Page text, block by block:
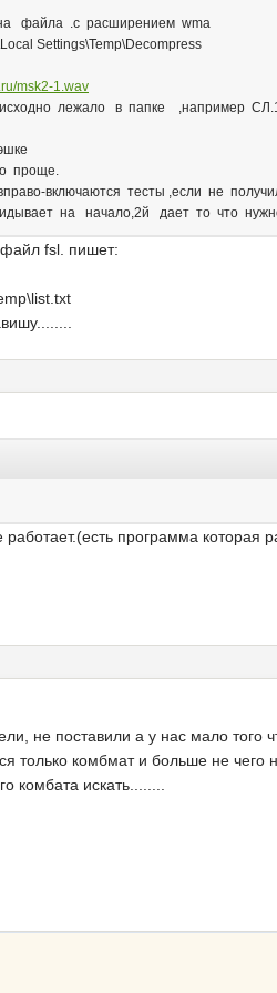
файла .с расширением wma
Settings\Temp\Decompress
msk2-1.wav
лежало в папке ,например
проще.
включаются тесты ,если не
на начало,2й дает то что
файл fsl. пишет:
программа которая
не поставили а у нас мало
только комбмат и больше не
комбата искать........